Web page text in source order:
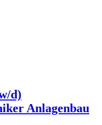
d)
Anlagenbau